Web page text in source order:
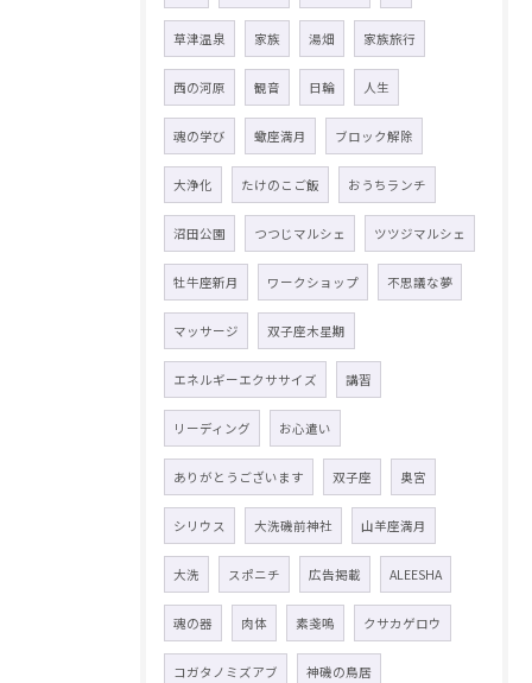
草津温泉 家族 湯畑 家族旅行
西の河原 観音 日輪 人生
魂の学び 蠍座満月 ブロック解除
大浄化 たけのこご飯 おうちランチ
沼田公園 つつじマルシェ ツツジマルシェ
牡牛座新月 ワークショップ 不思議な夢
マッサージ 双子座木星期
エネルギーエクササイズ 講習
リーディング お心遣い
ありがとうございます 双子座 奥宮
シリウス 大洗磯前神社 山羊座満月
大洗 スポニチ 広告掲載 ALEESHA
魂の器 肉体 素戔嗚 クサカゲロウ
コガタノミズアブ 神磯の鳥居